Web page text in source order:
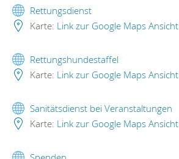
Rettungsdienst
Karte: Link zur Google Maps Ansicht
Rettungshundestaffel
Karte: Link zur Google Maps Ansicht
Sanitätsdienst bei Veranstaltungen
Karte: Link zur Google Maps Ansicht